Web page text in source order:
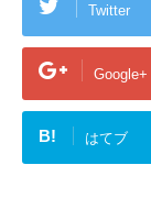
Twitter
Google+
B! はてブ